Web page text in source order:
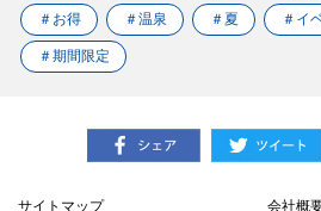
＃お得 ＃温泉 ＃夏 ＃イ
＃期間限定
サイトマップ 会社概